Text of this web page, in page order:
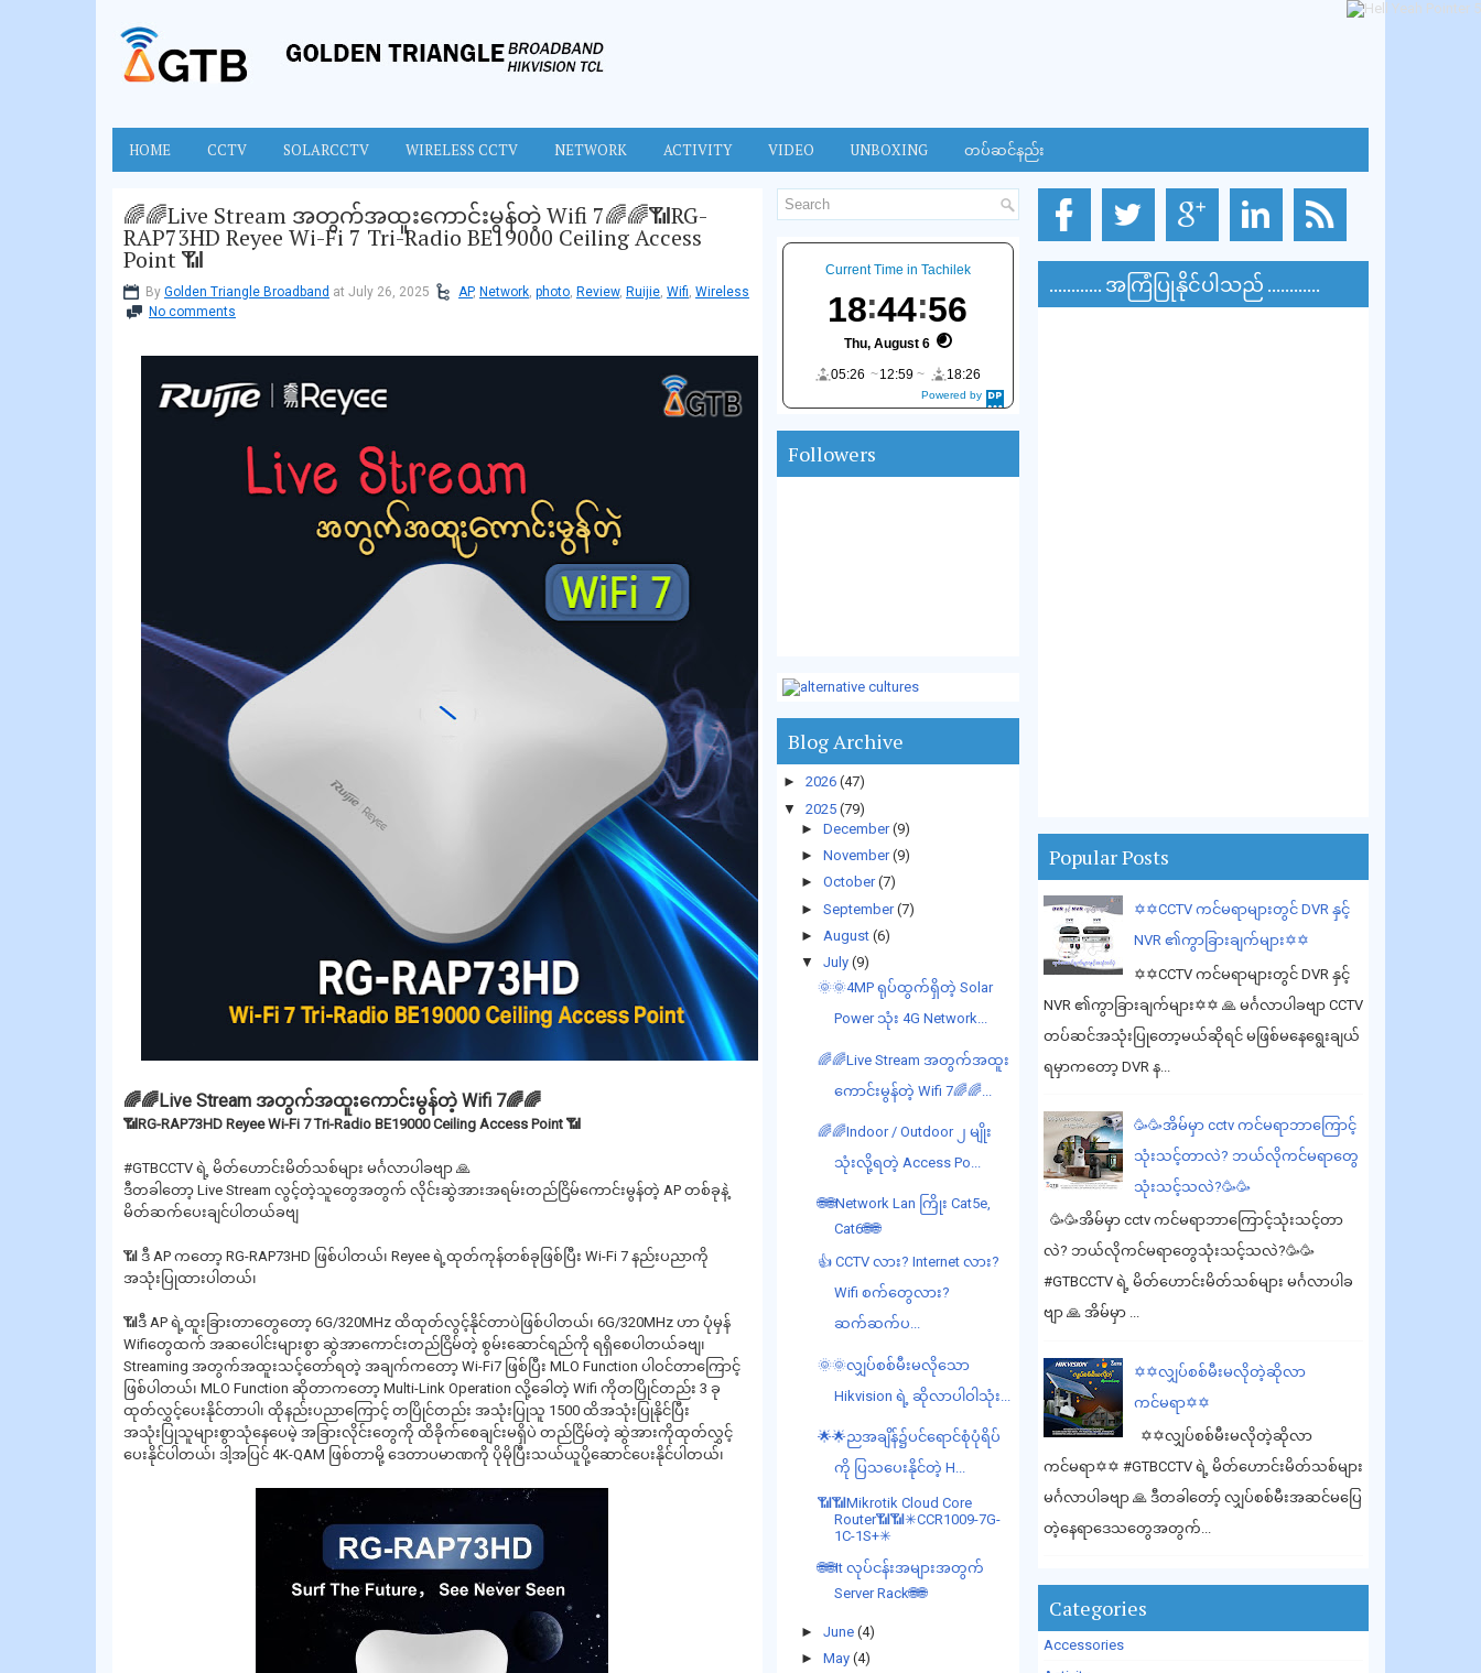
HOME CCTV SOLARCCTV WIRELESS CCTV NETWORK ACTIVITY VIDEO UNBOXING တပ်ဆင်နည်း
🌈🌈Live Stream အတွက်အထူးကောင်းမွန်တဲ့ Wifi 7🌈🌈📶RG-
RAP73HD Reyee Wi-Fi 7 Tri-Radio BE19000 Ceiling Access
Point 📶
By Golden Triangle Broadband at July 26, 2025 AP, Network, photo, Review, Ruijie, Wifi, Wireless
No comments
🌈🌈Live Stream အတွက်အထူးကောင်းမွန်တဲ့ Wifi 7🌈🌈
📶RG-RAP73HD Reyee Wi-Fi 7 Tri-Radio BE19000 Ceiling Access Point 📶
#GTBCCTV ရဲ့ မိတ်ဟောင်းမိတ်သစ်များ မင်္ဂလာပါခဗျာ 🙏
ဒီတခါတော့ Live Stream လွင့်တဲ့သူတွေအတွက် လိုင်းဆွဲအားအရမ်းတည်ငြိမ်ကောင်းမွန်တဲ့ AP တစ်ခုနဲ့
မိတ်ဆက်‌ပေးချင်ပါတယ်ခဗျ
📶 ဒီ AP ကတော့ RG-RAP73HD ဖြစ်ပါတယ်၊ Reyee ရဲ့ထုတ်ကုန်တစ်ခုဖြစ်ပြီး Wi-Fi 7 နည်းပညာကို
အသုံးပြုထားပါတယ်၊
📶ဒီ AP ရဲ့ထူးခြားတာတွေတော့ 6G/320MHz ထိထုတ်လွင့်နိုင်တာပဲဖြစ်ပါတယ်၊ 6G/320MHz ဟာ ပုံမှန်
Wifiတွေထက် အဆပေါင်းများစွာ ဆွဲအာကောင်းတည်ငြိမ်တဲ့ စွမ်းဆောင်ရည်ကို ရရှိစေပါတယ်ခဗျ၊
Streaming အတွက်အထူးသင့်တော်ရတဲ့ အချက်ကတော့ Wi-Fi7 ဖြစ်ပြီး MLO Function ပါဝင်တာကြောင့်
ဖြစ်ပါတယ်၊ MLO Function ဆိုတာကတော့ Multi-Link Operation လို့ခေါတဲ့ Wifi ကိုတပြိုင်တည်း 3 ခု
ထုတ်လွှင့်ပေးနိုင်တာပါ၊ ထိုနည်းပညာကြောင့် တပြိုင်တည်း အသုံးပြုသူ 1500 ထိအသုံးပြုနိုင်ပြီး
အသုံးပြုသူများစွာသုံနေပေမဲ့ အခြားလိုင်းတွေကို ထိခိုက်စေချင်းမရှိပဲ တည်ငြိမ်တဲ့ ဆွဲအားကိုထုတ်လွှင့်
ပေးနိုင်ပါတယ်၊ ဒါ့အပြင် 4K-QAM ဖြစ်တာမို့ ဒေတာပမာဏကို ပိုမိုပြီးသယ်ယူပို့ဆောင်ပေးနိုင်ပါတယ်၊
Powered by
DaysPedia.c
Current Time in Tachilek
18 44 57
Thu, August 6
05:26
12:59 18:26
Followers
Blog Archive
► 2026 (47)
▼
2025 (79)
► December (9)
► November (9)
► October (7)
► September (7)
► August (6)
▼
July (9)
🌞🌞4MP ရုပ်ထွက်ရှိတဲ့ Solar
Power သုံး 4G Network...
🌈🌈Live Stream အတွက်အထူး
ကောင်းမွန်တဲ့ Wifi 7🌈🌈...
🌈🌈Indoor / Outdoor ၂ မျိုး
သုံးလို့ရတဲ့ Access Po...
🌐🌐Network Lan ကြိုး Cat5e,
Cat6🌐🌐
👍 CCTV လား? Internet လား?
Wifi စက်တွေလား?
ဆက်ဆက်ပ...
🌞🌞လျှပ်စစ်မီးမလိုသော
Hikvision ရဲ့ ဆိုလာပါဝါသုံး...
🌟🌟ညအချိန်၌ပင်ရောင်စုံပုံရိပ်
ကို ပြသပေးနိုင်တဲ့ H...
📶📶Mikrotik Cloud Core
Router📶📶✳CCR1009-7G-
1C-1S+✳
🌐🌐It လုပ်ငန်းအများအတွက်
Server Rack🌐🌐
► June (4)
► May (4)
............ အကြံပြုနိုင်ပါသည် ............
Popular Posts
✡️✡️CCTV ကင်မရာများတွင် DVR နှင့်
NVR ၏ကွာခြားချက်များ✡️✡️
✡️✡️CCTV ကင်မရာများတွင် DVR နှင့်
NVR ၏ကွာခြားချက်များ✡️✡️ 🙏 မင်္ဂလာပါခဗျာ CCTV
တပ်ဆင်အသုံးပြုတော့မယ်ဆိုရင် မဖြစ်မနေရွေးချယ်
ရမှာကတော့ DVR န...
🥳🥳အိမ်မှာ cctv ကင်မရာဘာကြောင့်
သုံးသင့်တာလဲ? ဘယ်လိုကင်မရာတွေ
သုံးသင့်သလဲ?🥳🥳
🥳🥳အိမ်မှာ cctv ကင်မရာဘာကြောင့်သုံးသင့်တာ
လဲ? ဘယ်လိုကင်မရာတွေသုံးသင့်သလဲ?🥳🥳
#GTBCCTV ရဲ့ မိတ်ဟောင်းမိတ်သစ်များ မင်္ဂလာပါခ
ဗျာ 🙏 အိမ်မှာ ...
✡️✡️လျှပ်စစ်မီးမလိုတဲ့ဆိုလာ
ကင်မရာ✡️✡️
✡️✡️လျှပ်စစ်မီးမလိုတဲ့ဆိုလာ
ကင်မရာ✡️✡️ #GTBCCTV ရဲ့ မိတ်ဟောင်းမိတ်သစ်များ
မင်္ဂလာပါခဗျာ 🙏 ဒီတခါတော့် လျှပ်စစ်မီးအဆင်မပြေ
တဲ့နေရာဒေသတွေအတွက်...
Categories
Accessories